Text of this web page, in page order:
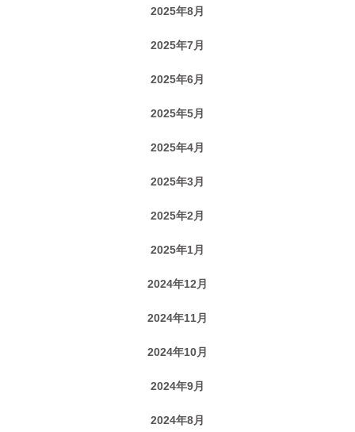
2025年8月
2025年7月
2025年6月
2025年5月
2025年4月
2025年3月
2025年2月
2025年1月
2024年12月
2024年11月
2024年10月
2024年9月
2024年8月